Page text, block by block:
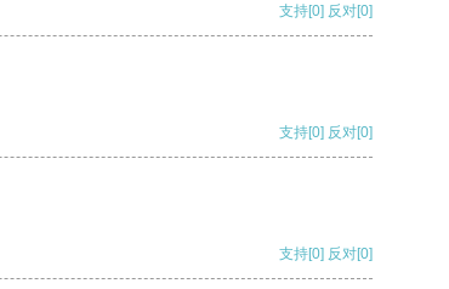
支持[0] 反对[0]
支持[0] 反对[0]
支持[0] 反对[0]